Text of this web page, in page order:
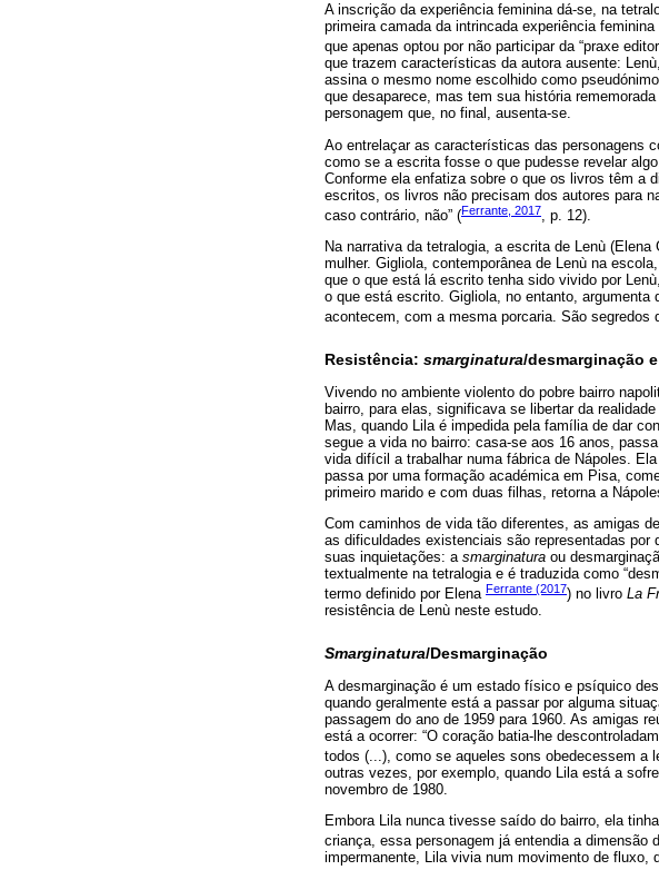
A inscrição da experiência feminina dá-se, na
primeira camada da intrincada experiência
que apenas optou por não participar da “praxe
que trazem características da autora ausente:
assina o mesmo nome escolhido como
que desaparece, mas tem sua história
personagem que, no final, ausenta-se.
Ao entrelaçar as características das personagens
como se a escrita fosse o que pudesse revelar
Conforme ela enfatiza sobre o que os livros têm a
escritos, os livros não precisam dos autores para
caso contrário, não” (Ferrante, 2017
, p. 12).
Na narrativa da tetralogia, a escrita de Lenù
mulher. Gigliola, contemporânea de Lenù na
que o que está lá escrito tenha sido vivido por
o que está escrito. Gigliola, no entanto,
acontecem, com a mesma porcaria. São segredos
Resistência: smarginatura/desmarginação e
Vivendo no ambiente violento do pobre bairro
bairro, para elas, significava se libertar da
Mas, quando Lila é impedida pela família de dar
segue a vida no bairro: casa-se aos 16 anos,
vida difícil a trabalhar numa fábrica de Nápoles.
passa por uma formação académica em Pisa,
primeiro marido e com duas filhas, retorna a
Com caminhos de vida tão diferentes, as amigas
as dificuldades existenciais são representadas
suas inquietações: a smarginatura ou
textualmente na tetralogia e é traduzida como
termo definido por Elena Ferrante (2017) no livro La
resistência de Lenù neste estudo.
Smarginatura/Desmarginação
A desmarginação é um estado físico e psíquico
quando geralmente está a passar por alguma
passagem do ano de 1959 para 1960. As amigas
está a ocorrer: “O coração batia-lhe
todos (...), como se aqueles sons obedecessem a
outras vezes, por exemplo, quando Lila está a
novembro de 1980.
Embora Lila nunca tivesse saído do bairro, ela
criança, essa personagem já entendia a dimensão
impermanente, Lila vivia num movimento de fluxo,